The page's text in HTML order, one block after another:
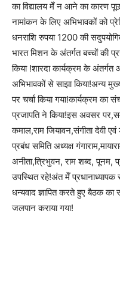
का विद्यालय मेँ न आने का कारण
नामांकन के लिए अभिभावकों को
धनराशि रुपया 1200 की
भारत मिशन के अंतर्गत बच्चों की
किया !शारदा कार्यक्रम के
अभिभावकों से साझा किया!अन्य
पर चर्चा किया गया!कार्यक्रम
प्रजापति ने किया!इस अवसर
कमाल,राम जियावन,संगीता देवी
प्रबंध समिति अध्यक्ष
अनीता,त्रिभुवन, राम शब्द, पूनम,
उपस्थित रहे!अंत मेँ प्रधानाध्यापक
धन्यवाद ज्ञापित करते हुए बैठक
जलपान कराया गया!